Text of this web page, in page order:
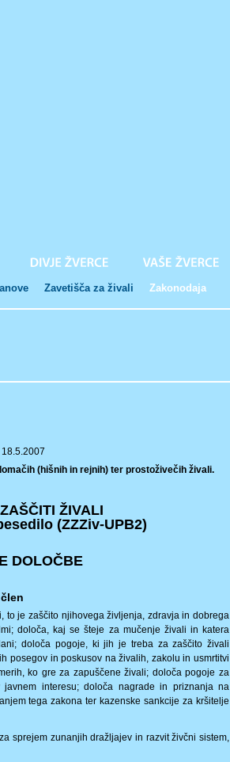
Zavetišča za živali Zakonodaja
(hišnih in rejnih) ter prostoživečih živali.
ŽIVALI
(ZZZiv-UPB2)
DOLOČBE
to je zaščito njihovega življenja, zdravja in dobrega
določa, kaj se šteje za mučenje živali in katera
določa pogoje, ki jih je treba za zaščito živali
posegov in poskusov na živalih, zakolu in usmrtitvi
ko gre za zapuščene živali; določa pogoje za
interesu; določa nagrade in priznanja na
tega zakona ter kazenske sankcije za kršitelje
sprejem zunanjih dražljajev in razvit živčni sistem,